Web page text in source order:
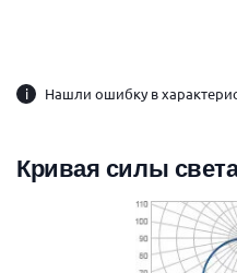
i Нашли ошибку в
Кривая силы